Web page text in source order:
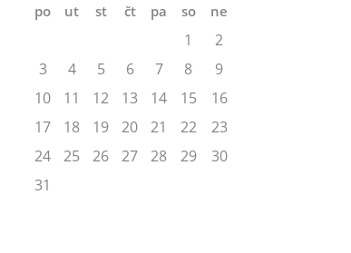
po ut st čt pa so ne
1
2
3
4 5 6 7 8
9
10
11 12 13 14 15
16
17
18 19 20 21 22
23
24
25 26 27 28 29
30
31